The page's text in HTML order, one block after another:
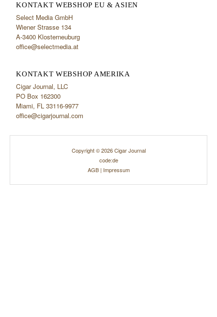
KONTAKT WEBSHOP EU & ASIEN
Select Media GmbH
Wiener Strasse 134
A-3400 Klosterneuburg
office@selectmedia.at
KONTAKT WEBSHOP AMERIKA
Cigar Journal, LLC
PO Box 162300
Miami, FL 33116-9977
office@cigarjournal.com
Copyright © 2026 Cigar Journal
code:de
AGB| Impressum